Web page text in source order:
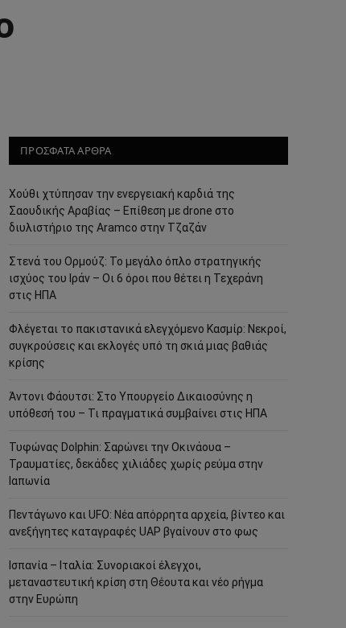
ΠΡΟΣΦΑΤΑ ΑΡΘΡΑ
Χούθι χτύπησαν την ενεργειακή καρδιά της
Σαουδικής Αραβίας – Επίθεση με drone στο
διυλιστήριο της Aramco στην Τζαζάν
Στενά του Ορμούζ: Το μεγάλο όπλο στρατηγικής
ισχύος του Ιράν – Οι 6 όροι που θέτει η Τεχεράνη
στις ΗΠΑ
Φλέγεται το πακιστανικά ελεγχόμενο Κασμίρ: Νεκροί,
συγκρούσεις και εκλογές υπό τη σκιά μιας βαθιάς
κρίσης
Άντονι Φάουτσι: Στο Υπουργείο Δικαιοσύνης η
υπόθεσή του – Τι πραγματικά συμβαίνει στις ΗΠΑ
Τυφώνας Dolphin: Σαρώνει την Οκινάουα –
Τραυματίες, δεκάδες χιλιάδες χωρίς ρεύμα στην
Ιαπωνία
Πεντάγωνο και UFO: Νέα απόρρητα αρχεία, βίντεο και
ανεξήγητες καταγραφές UAP βγαίνουν στο φως
Ισπανία – Ιταλία: Συνοριακοί έλεγχοι,
μεταναστευτική κρίση στη Θέουτα και νέο ρήγμα
στην Ευρώπη